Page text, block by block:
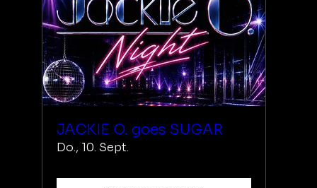
JACKIE O. goes SUGAR
Do., 10. Sept.